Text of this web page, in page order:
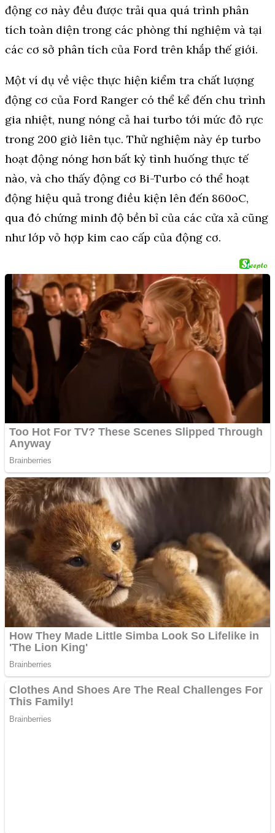
động cơ này đều được trải qua quá trình phân
tích toàn diện trong các phòng thí nghiệm và tại
các cơ sở phân tích của Ford trên khắp thế giới.
Một ví dụ về việc thực hiện kiểm tra chất lượng
động cơ của Ford Ranger có thể kể đến chu trình
gia nhiệt, nung nóng cả hai turbo tới mức đỏ rực
trong 200 giờ liên tục. Thử nghiệm này ép turbo
hoạt động nóng hơn bất kỳ tình huống thực tế
nào, và cho thấy động cơ Bi-Turbo có thể hoạt
động hiệu quả trong điều kiện lên đến 860oC,
qua đó chứng minh độ bền bỉ của các cửa xả cũng
như lớp vỏ hợp kim cao cấp của động cơ.